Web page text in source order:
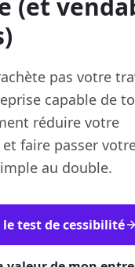
(et
pas votre
capable de
réduire votre
faire passer
au double.
le test de cessibilité